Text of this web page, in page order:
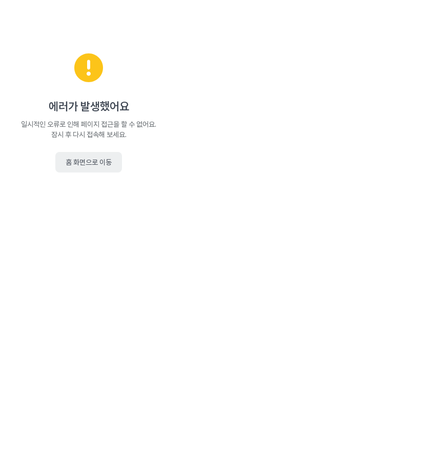
에러가 발생했어요
일시적인 오류로 인해 페이지 접근을 할 수 없어요.
잠시 후 다시 접속해 보세요.
홈 화면으로 이동